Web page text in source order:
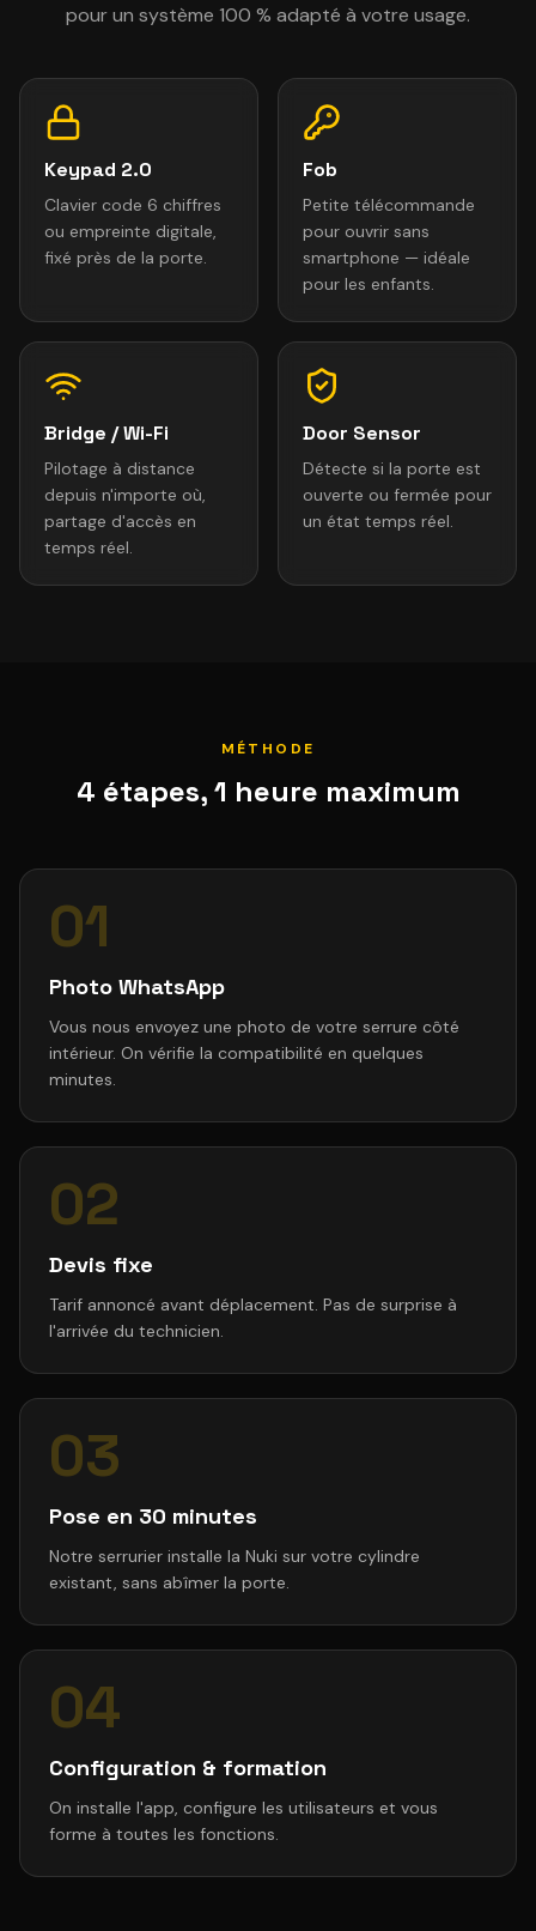
pour un système 100 % adapté à votre usage.
Keypad 2.0
Clavier code 6 chiffres
ou empreinte digitale,
fixé près de la porte.
Fob
Petite télécommande
pour ouvrir sans
smartphone — idéale
pour les enfants.
Bridge / Wi-Fi
Pilotage à distance
depuis n'importe où,
partage d'accès en
temps réel.
Door Sensor
Détecte si la porte est
ouverte ou fermée pour
un état temps réel.
MÉTHODE
4 étapes, 1 heure maximum
01
Photo WhatsApp
Vous nous envoyez une photo de votre serrure côté
intérieur. On vérifie la compatibilité en quelques
minutes.
02
Devis fixe
Tarif annoncé avant déplacement. Pas de surprise à
l'arrivée du technicien.
03
Pose en 30 minutes
Notre serrurier installe la Nuki sur votre cylindre
existant, sans abîmer la porte.
04
Configuration & formation
On installe l'app, configure les utilisateurs et vous
forme à toutes les fonctions.